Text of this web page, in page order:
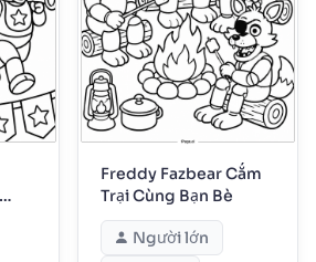
Freddy Fazbear Cắm
Trại Cùng Bạn Bè
Người lớn